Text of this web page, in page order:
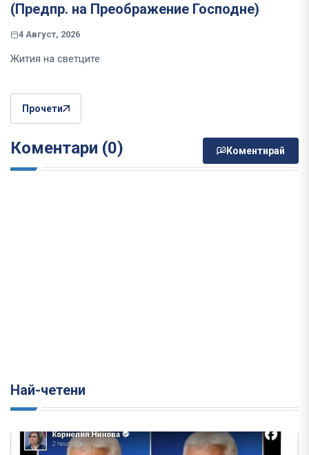
(Предпр. на Преображение Господне)
4 Август, 2026
Жития на светците
Прочети
Коментари (0) Коментирай
Най-четени